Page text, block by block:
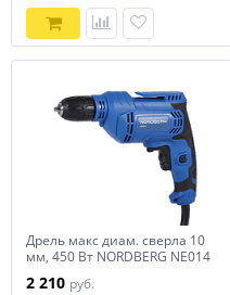
Дрель макс диам. сверла 10
мм, 450 Вт NORDBERG NE014
2 210 руб.